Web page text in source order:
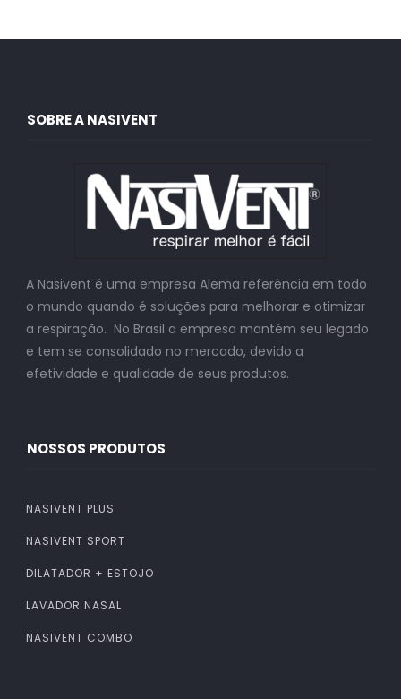
SOBRE A NASIVENT
A Nasivent é uma empresa Alemã referência em todo
o mundo quando é soluções para melhorar e otimizar
a respiração. No Brasil a empresa mantém seu legado
e tem se consolidado no mercado, devido a
efetividade e qualidade de seus produtos.
NOSSOS PRODUTOS
NASIVENT PLUS
NASIVENT SPORT
DILATADOR + ESTOJO
LAVADOR NASAL
NASIVENT COMBO